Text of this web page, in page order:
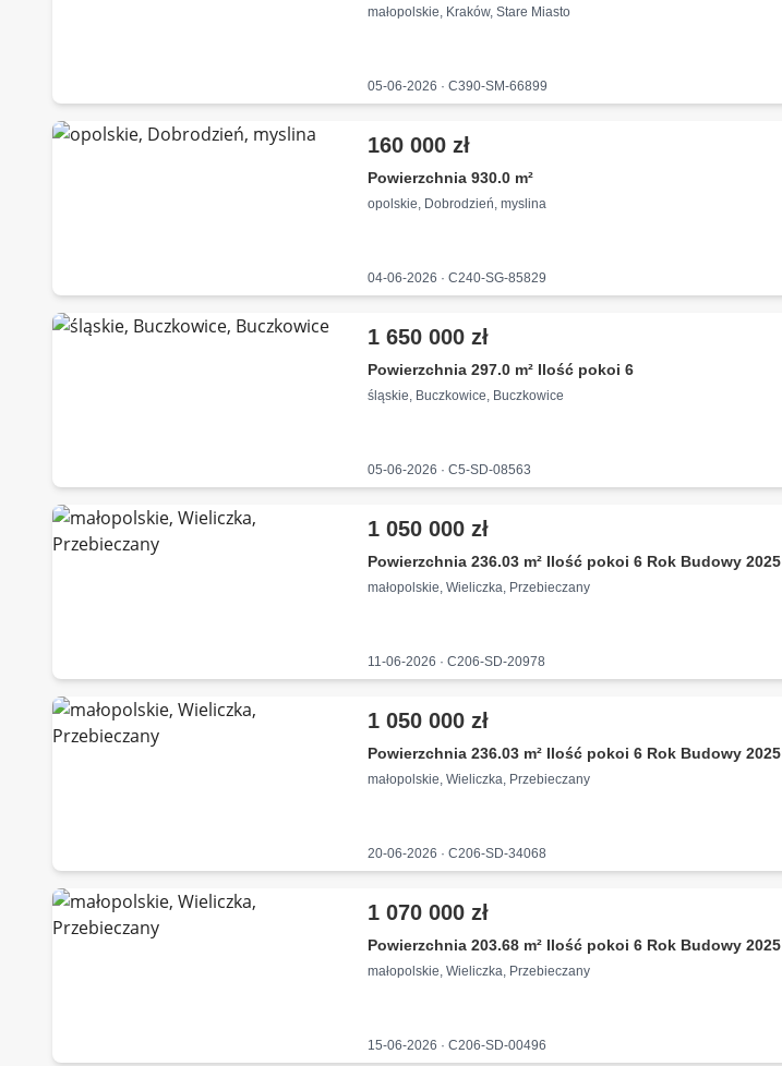
małopolskie, Kraków, Stare Miasto
05-06-2026 · C390-SM-66899
160 000 zł
Powierzchnia 930.0 m²
opolskie, Dobrodzień, myslina
04-06-2026 · C240-SG-85829
1 650 000 zł
Powierzchnia 297.0 m² Ilość pokoi 6
śląskie, Buczkowice, Buczkowice
05-06-2026 · C5-SD-08563
1 050 000 zł
Powierzchnia 236.03 m² Ilość pokoi 6 Rok Budowy 2025
małopolskie, Wieliczka, Przebieczany
11-06-2026 · C206-SD-20978
1 050 000 zł
Powierzchnia 236.03 m² Ilość pokoi 6 Rok Budowy 2025
małopolskie, Wieliczka, Przebieczany
20-06-2026 · C206-SD-34068
1 070 000 zł
Powierzchnia 203.68 m² Ilość pokoi 6 Rok Budowy 2025
małopolskie, Wieliczka, Przebieczany
15-06-2026 · C206-SD-00496